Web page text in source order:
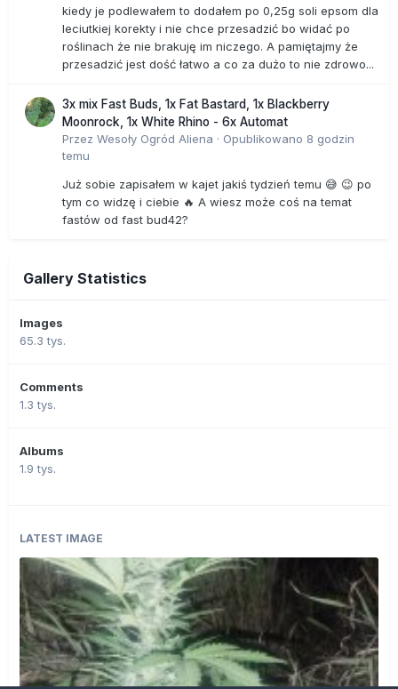
kiedy je podlewałem to dodałem po 0,25g soli epsom dla
leciutkiej korekty i nie chce przesadzić bo widać po
roślinach że nie brakuję im niczego. A pamiętajmy że
przesadzić jest dość łatwo a co za dużo to nie zdrowo...
3x mix Fast Buds, 1x Fat Bastard, 1x Blackberry
Moonrock, 1x White Rhino - 6x Automat
Przez Wesoły Ogród Aliena · Opublikowano 8 godzin
temu
Już sobie zapisałem w kajet jakiś tydzień temu 😅 😉 po
tym co widzę i ciebie 🔥 A wiesz może coś na temat
fastów od fast bud42?
Gallery Statistics
Images
65.3 tys.
Comments
1.3 tys.
Albums
1.9 tys.
LATEST IMAGE